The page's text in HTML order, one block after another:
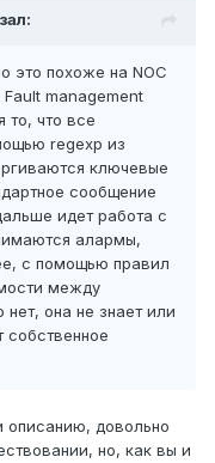
это похоже на NOC
management
то, что все
regexp из
ключевые
сообщение
идет работа с
алармы,
с помощью правил
между
она не знает или
собственное
описанию, довольно
но, как вы и